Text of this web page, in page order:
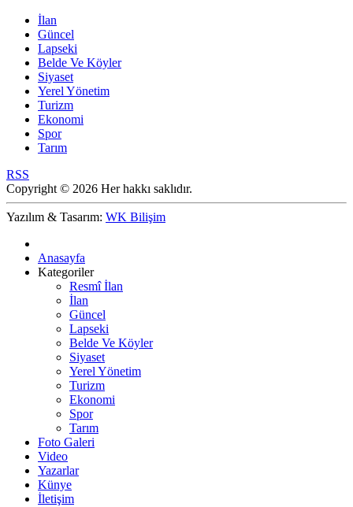
İlan
Güncel
Lapseki
Belde Ve Köyler
Siyaset
Yerel Yönetim
Turizm
Ekonomi
Spor
Tarım
RSS
Copyright © 2026 Her hakkı saklıdır.
Yazılım & Tasarım: WK Bilişim
Anasayfa
Kategoriler
Resmî İlan
İlan
Güncel
Lapseki
Belde Ve Köyler
Siyaset
Yerel Yönetim
Turizm
Ekonomi
Spor
Tarım
Foto Galeri
Video
Yazarlar
Künye
İletişim